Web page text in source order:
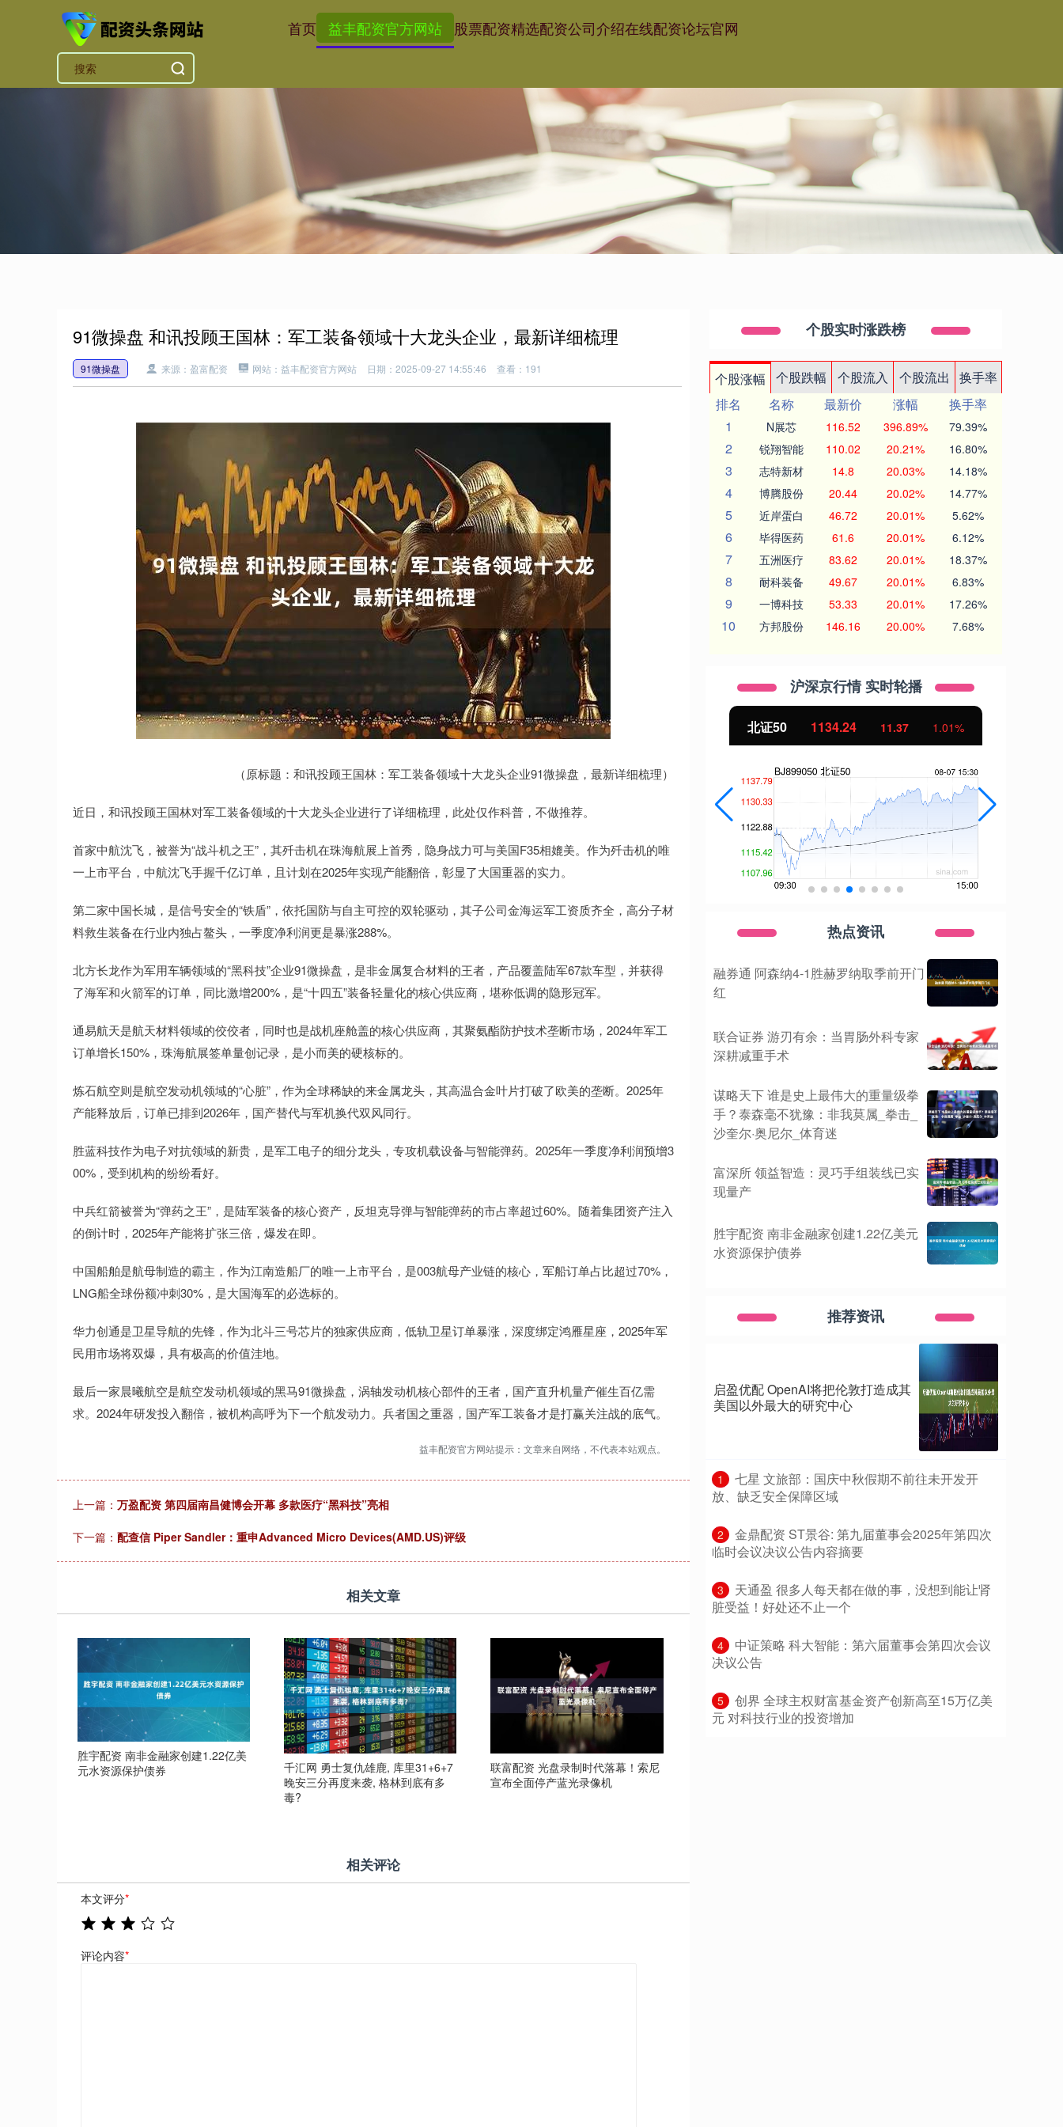
首页 益丰配资官方网站 股票配资精选配资公司介绍在线配资论坛官网
91微操盘 和讯投顾王国林：军工装备领域十大龙头企业，最新详细梳理
91微操盘 来源：盈富配资 网站：益丰配资官方网站 日期：2025-09-27 14:55:46 查看：191
（原标题：和讯投顾王国林：军工装备领域十大龙头企业91微操盘，最新详细梳理）
近日，和讯投顾王国林对军工装备领域的十大龙头企业进行了详细梳理，此处仅作科普，不做推荐。
首家中航沈飞，被誉为“战斗机之王”，其歼击机在珠海航展上首秀，隐身战力可与美国F35相媲美。作为歼击机的唯
一上市平台，中航沈飞手握千亿订单，且计划在2025年实现产能翻倍，彰显了大国重器的实力。
第二家中国长城，是信号安全的“铁盾”，依托国防与自主可控的双轮驱动，其子公司金海运军工资质齐全，高分子材
料救生装备在行业内独占鳌头，一季度净利润更是暴涨288%。
北方长龙作为军用车辆领域的“黑科技”企业91微操盘，是非金属复合材料的王者，产品覆盖陆军67款车型，并获得
了海军和火箭军的订单，同比激增200%，是“十四五”装备轻量化的核心供应商，堪称低调的隐形冠军。
通易航天是航天材料领域的佼佼者，同时也是战机座舱盖的核心供应商，其聚氨酯防护技术垄断市场，2024年军工
订单增长150%，珠海航展签单量创记录，是小而美的硬核标的。
炼石航空则是航空发动机领域的“心脏”，作为全球稀缺的来金属龙头，其高温合金叶片打破了欧美的垄断。2025年
产能释放后，订单已排到2026年，国产替代与军机换代双风同行。
胜蓝科技作为电子对抗领域的新贵，是军工电子的细分龙头，专攻机载设备与智能弹药。2025年一季度净利润预增3
00%，受到机构的纷纷看好。
中兵红箭被誉为“弹药之王”，是陆军装备的核心资产，反坦克导弹与智能弹药的市占率超过60%。随着集团资产注入
的倒计时，2025年产能将扩张三倍，爆发在即。
中国船舶是航母制造的霸主，作为江南造船厂的唯一上市平台，是003航母产业链的核心，军船订单占比超过70%，
LNG船全球份额冲刺30%，是大国海军的必选标的。
华力创通是卫星导航的先锋，作为北斗三号芯片的独家供应商，低轨卫星订单暴涨，深度绑定鸿雁星座，2025年军
民用市场将双爆，具有极高的价值洼地。
最后一家晨曦航空是航空发动机领域的黑马91微操盘，涡轴发动机核心部件的王者，国产直升机量产催生百亿需
求。2024年研发投入翻倍，被机构高呼为下一个航发动力。兵者国之重器，国产军工装备才是打赢关注战的底气。
益丰配资官方网站提示：文章来自网络，不代表本站观点。
上一篇： 万盈配资 第四届南昌健博会开幕 多款医疗“黑科技”亮相
下一篇： 配查信 Piper Sandler：重申Advanced Micro Devices(AMD.US)评级
相关文章
胜宇配资 南非金融家创建1.22亿美
元水资源保护债券
千汇网 勇士复仇雄鹿, 库里31+6+7
晚安三分再度来袭, 格林到底有多
毒?
联富配资 光盘录制时代落幕！索尼
宣布全面停产蓝光录像机
相关评论
本文评分*
评论内容*
个股实时涨跌榜
个股涨幅 个股跌幅 个股流入 个股流出
换手率
排名
名称 最新价 涨幅
换手率
1
N展芯 116.52 396.89% 79.39%
2 锐翔智能 110.02 20.21% 16.80%
3 志特新材 14.8 20.03% 14.18%
4 博腾股份 20.44 20.02% 14.77%
5 近岸蛋白 46.72 20.01% 5.62%
6 毕得医药 61.6 20.01% 6.12%
7 五洲医疗 83.62 20.01% 18.37%
8 耐科装备 49.67 20.01% 6.83%
9 一博科技 53.33 20.01% 17.26%
10 方邦股份 146.16 20.00% 7.68%
沪深京行情 实时轮播
深证成指 14311.01 200.89 1.42% 沪深300 4694.44 43.13 北证50 1134.24 11.37 1.01%
热点资讯
融券通 阿森纳4-1胜赫罗纳取季前开门
红
联合证券 游刃有余：当胃肠外科专家
深耕减重手术
谋略天下 谁是史上最伟大的重量级拳
手？泰森毫不犹豫：非我莫属_拳击_
沙奎尔·奥尼尔_体育迷
富深所 领益智造：灵巧手组装线已实
现量产
胜宇配资 南非金融家创建1.22亿美元
水资源保护债券
推荐资讯
启盈优配 OpenAI将把伦敦打造成其
美国以外最大的研究中心
1
​七星 文旅部：国庆中秋假期不前往未开发开
放、缺乏安全保障区域
2
​金鼎配资 ST景谷: 第九届董事会2025年第四次
临时会议决议公告内容摘要
3
​天通盈 很多人每天都在做的事，没想到能让肾
脏受益！好处还不止一个
4
​中证策略 科大智能：第六届董事会第四次会议
决议公告
5
​创界 全球主权财富基金资产创新高至15万亿美
元 对科技行业的投资增加